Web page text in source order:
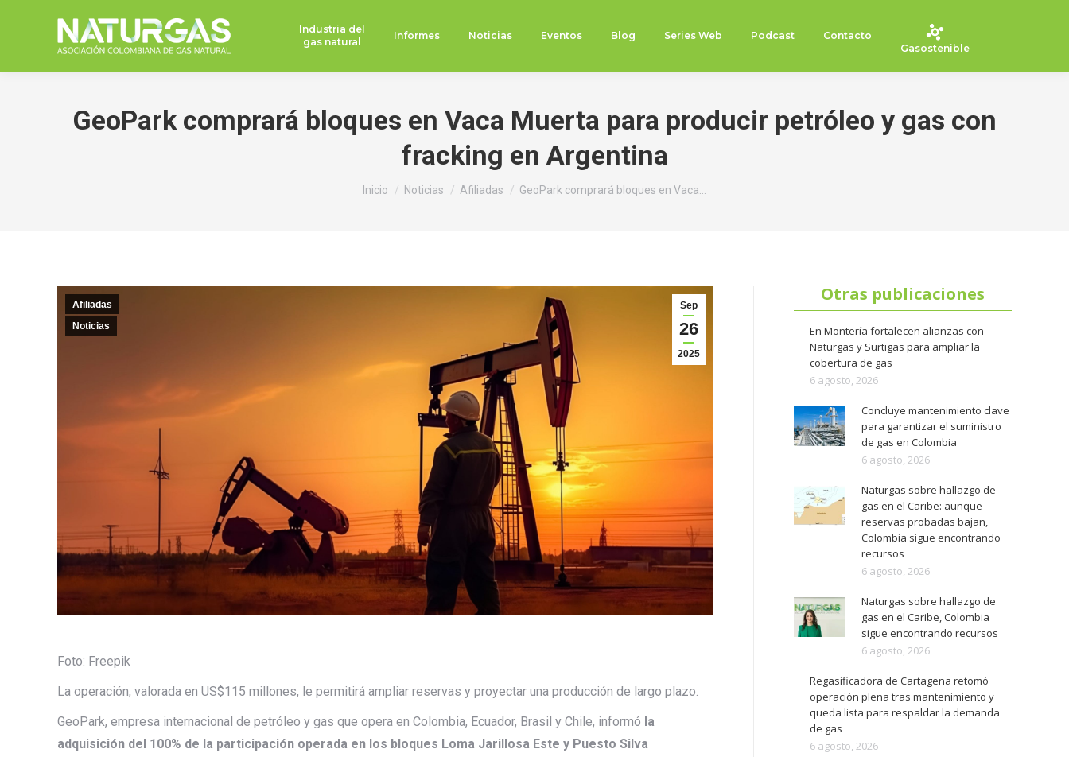
Industria del
gas natural
Informes Noticias Eventos Blog Series Web Podcast
Contacto
Gasostenible
GeoPark comprará bloques en Vaca Muerta para producir petróleo y gas con
fracking en Argentina
Estás aquí:
Inicio Noticias Afiliadas GeoPark comprará bloques en Vaca…
Sep
26
2025
Afiliadas
Noticias
Foto: Freepik
La operación, valorada en US$115 millones, le permitirá ampliar reservas y proyectar una producción de largo plazo.
GeoPark, empresa internacional de petróleo y gas que opera en Colombia, Ecuador, Brasil y Chile, informó la
adquisición del 100% de la participación operada en los bloques Loma Jarillosa Este y Puesto Silva
Otras publicaciones
En Montería fortalecen alianzas con
Naturgas y Surtigas para ampliar la
cobertura de gas
6 agosto, 2026
Concluye mantenimiento clave
para garantizar el suministro
de gas en Colombia
6 agosto, 2026
Naturgas sobre hallazgo de
gas en el Caribe: aunque
reservas probadas bajan,
Colombia sigue encontrando
recursos
6 agosto, 2026
Naturgas sobre hallazgo de
gas en el Caribe, Colombia
sigue encontrando recursos
6 agosto, 2026
Regasificadora de Cartagena retomó
operación plena tras mantenimiento y
queda lista para respaldar la demanda
de gas
6 agosto, 2026